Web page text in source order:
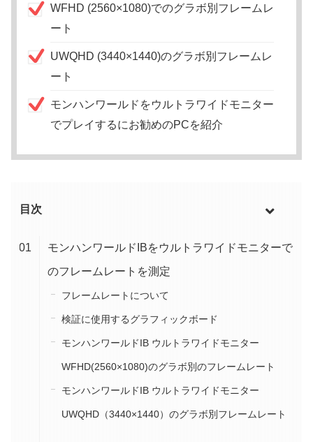
WFHD (2560×1080)でのグラボ別フレームレ
ート
UWQHD (3440×1440)のグラボ別フレームレ
ート
モンハンワールドをウルトラワイドモニター
でプレイするにお勧めのPCを紹介
目次
モンハンワールドIBをウルトラワイドモニターで
のフレームレートを測定
フレームレートについて
検証に使用するグラフィックボード
モンハンワールドIB ウルトラワイドモニター
WFHD(2560×1080)のグラボ別のフレームレート
モンハンワールドIB ウルトラワイドモニター
UWQHD（3440×1440）のグラボ別フレームレート